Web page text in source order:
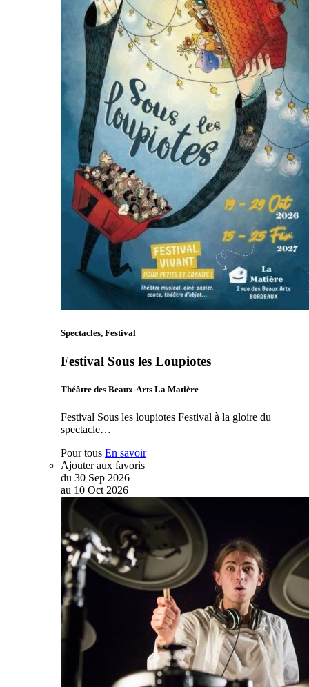
Spectacles, Festival
Festival Sous les Loupiotes
Théâtre des Beaux-Arts La Matière
Festival Sous les loupiotes Festival à la gloire du
spectacle…
Pour tous En savoir
Ajouter aux favoris
du 30 Sep 2026
au 10 Oct 2026